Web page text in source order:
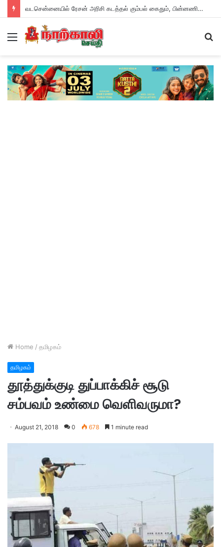
வடசென்னையில் ரேசன் அரிசி கடத்தல் கும்பல் கைதும், பின்னணியும் !
Menu
Home / தமிழகம்
தமிழகம்
தூத்துக்குடி துப்பாக்கிச் சூடு
சம்பவம் உண்மை வெளிவருமா?
August 21, 2018 0 678 1 minute read